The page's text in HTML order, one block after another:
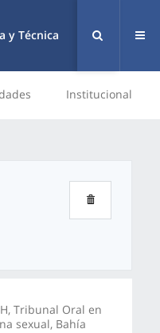
y Técnica
Institucional
Tribunal Oral en
sexual, Bahía